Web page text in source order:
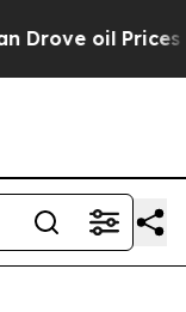
oil Prices